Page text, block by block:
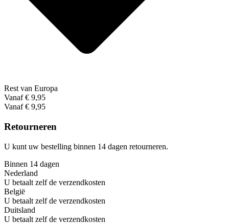
Rest van Europa
Vanaf € 9,95
Vanaf € 9,95
Retourneren
U kunt uw bestelling binnen 14 dagen retourneren.
Binnen 14 dagen
Nederland
U betaalt zelf de verzendkosten
België
U betaalt zelf de verzendkosten
Duitsland
U betaalt zelf de verzendkosten